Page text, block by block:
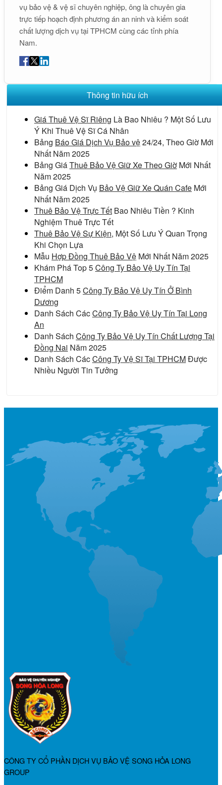
vụ bảo vệ & vệ sĩ chuyên nghiệp, ông là chuyên gia
trực tiếp hoạch định phương án an ninh và kiểm soát
chất lượng dịch vụ tại TPHCM cùng các tỉnh phía
Nam.
Thông tin hữu ích
Giá Thuê Vệ Sĩ Riêng Là Bao Nhiêu ? Một Số Lưu
Ý Khi Thuê Vệ Sĩ Cá Nhân
Bảng Báo Giá Dịch Vụ Bảo vệ24/24, Theo Giờ Mới
Nhất Năm 2025
Bảng GiáThuê Bảo Vệ Giữ Xe Theo Giờ Mới Nhất
Năm 2025
Bảng Giá Dịch Vụ Bảo Vệ Giữ Xe Quán Cafe Mới
Nhất Năm 2025
Thuê Bảo Vệ Trực Tết Bao Nhiêu Tiền ? Kinh
Nghiệm Thuê Trực Tết
Thuê Bảo Vệ Sự Kiện, Một Số Lưu Ý Quan Trọng
Khi Chọn Lựa
Mẫu Hợp Đồng Thuê Bảo Vệ Mới Nhất Năm 2025
Khám Phá Top 5Công Ty Bảo Vệ Uy Tín Tại
TPHCM
Điểm Danh 5Công Ty Bảo Vệ Uy Tín Ở Bình
Dương
Danh Sách CácCông Ty Bảo Vệ Uy Tín Tại Long
An
Danh Sách Công Ty Bảo Vệ Uy Tín Chất Lượng Tại
Đồng Nai Năm 2025
Danh Sách CácCông Ty Vệ Sĩ Tại TPHCMĐược
Nhiều Người Tin Tưởng
CÔNG TY CỔ PHẦN DỊCH VỤ BẢO VỆ SONG HỎA LONG
GROUP